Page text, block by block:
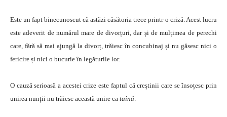
Este un fapt binecunoscut că astăzi căsătoria trece printr-o criză. Acest lucru
este adeverit de numărul mare de divorțuri, dar și de mulțimea de perechi
care, fără să mai ajungă la divorț, trăiesc în concubinaj și nu găsesc nici o
fericire și nici o bucurie în legăturile lor.
O cauză serioasă a acestei crize este faptul că creștinii care se însoțesc prin
unirea nunții nu trăiesc această unire ca taină.